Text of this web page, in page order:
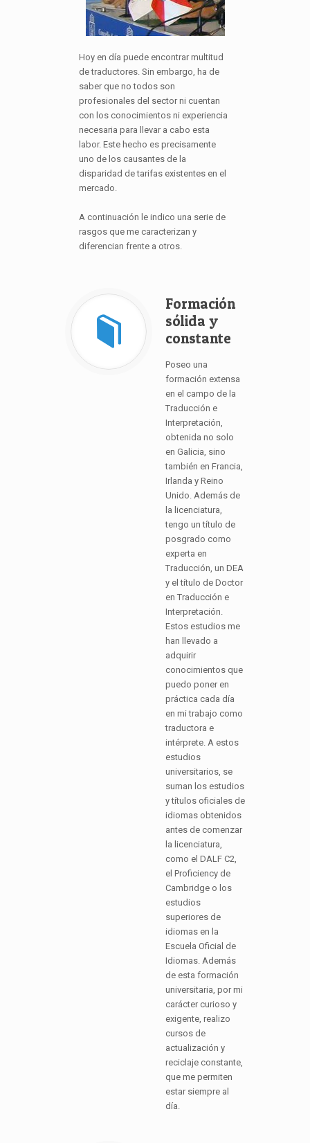
Hoy en día puede encontrar multitud
de traductores. Sin embargo, ha de
saber que no todos son
profesionales del sector ni cuentan
con los conocimientos ni experiencia
necesaria para llevar a cabo esta
labor. Este hecho es precisamente
uno de los causantes de la
disparidad de tarifas existentes en el
mercado.
A continuación le indico una serie de
rasgos que me caracterizan y
diferencian frente a otros.
Formación
sólida y
constante
Poseo una
formación extensa
en el campo de la
Traducción e
Interpretación,
obtenida no solo
en Galicia, sino
también en Francia,
Irlanda y Reino
Unido. Además de
la licenciatura,
tengo un título de
posgrado como
experta en
Traducción, un DEA
y el título de Doctor
en Traducción e
Interpretación.
Estos estudios me
han llevado a
adquirir
conocimientos que
puedo poner en
práctica cada día
en mi trabajo como
traductora e
intérprete. A estos
estudios
universitarios, se
suman los estudios
y títulos oficiales de
idiomas obtenidos
antes de comenzar
la licenciatura,
como el DALF C2,
el Proficiency de
Cambridge o los
estudios
superiores de
idiomas en la
Escuela Oficial de
Idiomas. Además
de esta formación
universitaria, por mi
carácter curioso y
exigente, realizo
cursos de
actualización y
reciclaje constante,
que me permiten
estar siempre al
día.